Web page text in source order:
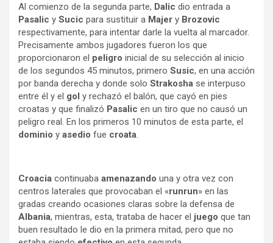
Al comienzo de la segunda parte, Dalic dio entrada a
Pasalic y Sucic para sustituir a Majer y Brozovic
respectivamente, para intentar darle la vuelta al marcador.
Precisamente ambos jugadores fueron los que
proporcionaron el peligro inicial de su selección al inicio
de los segundos 45 minutos, primero Susic, en una acción
por banda derecha y donde solo Strakosha se interpuso
entre él y el gol y rechazó el balón, que cayó en pies
croatas y que finalizó Pasalic en un tiro que no causó un
peligro real. En los primeros 10 minutos de esta parte, el
dominio y asedio fue croata.
Croacia continuaba amenazando una y otra vez con
centros laterales que provocaban el «runrun» en las
gradas creando ocasiones claras sobre la defensa de
Albania, mientras, esta, trataba de hacer el juego que tan
buen resultado le dio en la primera mitad, pero que no